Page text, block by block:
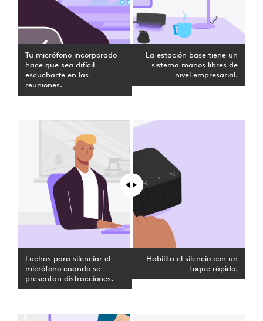
Tu micrófono incorporado
hace que sea difícil
escucharte en las
reuniones.
La estación base tiene un
sistema manos libres de
nivel empresarial.
Luchas para silenciar el
micrófono cuando se
presentan distracciones.
Habilita el silencio con un
toque rápido.